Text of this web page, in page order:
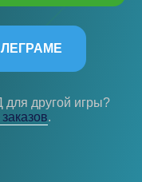
другой игры?
.